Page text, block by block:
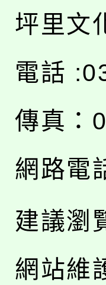
坪里文
電話
傳真：
網路電
建議瀏
網站維